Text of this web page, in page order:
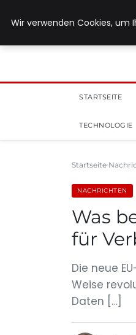
STARTSEITE
TECHNOLOGIE
Startseite
NACHRICHTEN
Was
für
Die neue
Weise
Daten […]
Wir verwenden Cookies, um